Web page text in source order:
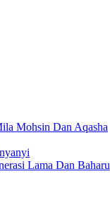
Mohsin Dan Aqasha
Lama Dan Baharu